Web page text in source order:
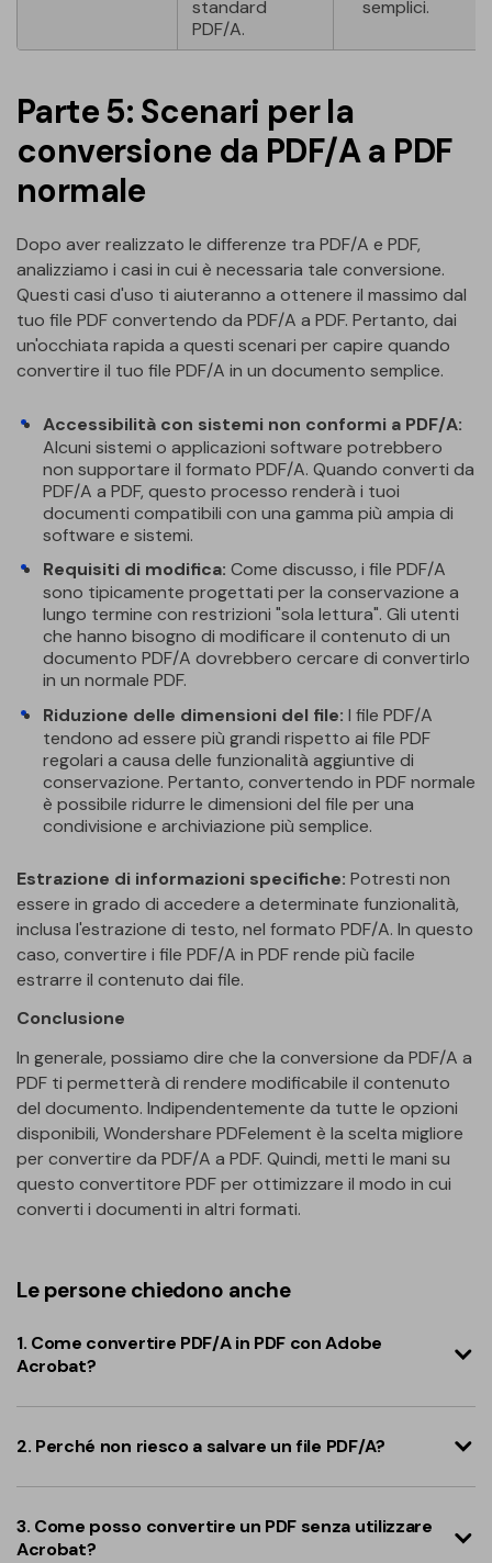
standard
PDF/A.
semplici.
Parte 5: Scenari per la
conversione da PDF/A a PDF
normale
Dopo aver realizzato le differenze tra PDF/A e PDF,
analizziamo i casi in cui è necessaria tale conversione.
Questi casi d'uso ti aiuteranno a ottenere il massimo dal
tuo file PDF convertendo da PDF/A a PDF. Pertanto, dai
un'occhiata rapida a questi scenari per capire quando
convertire il tuo file PDF/A in un documento semplice.
Accessibilità con sistemi non conformi a PDF/A:
Alcuni sistemi o applicazioni software potrebbero
non supportare il formato PDF/A. Quando converti da
PDF/A a PDF, questo processo renderà i tuoi
documenti compatibili con una gamma più ampia di
software e sistemi.
Requisiti di modifica: Come discusso, i file PDF/A
sono tipicamente progettati per la conservazione a
lungo termine con restrizioni "sola lettura". Gli utenti
che hanno bisogno di modificare il contenuto di un
documento PDF/A dovrebbero cercare di convertirlo
in un normale PDF.
Riduzione delle dimensioni del file: I file PDF/A
tendono ad essere più grandi rispetto ai file PDF
regolari a causa delle funzionalità aggiuntive di
conservazione. Pertanto, convertendo in PDF normale
è possibile ridurre le dimensioni del file per una
condivisione e archiviazione più semplice.
Estrazione di informazioni specifiche: Potresti non
essere in grado di accedere a determinate funzionalità,
inclusa l'estrazione di testo, nel formato PDF/A. In questo
caso, convertire i file PDF/A in PDF rende più facile
estrarre il contenuto dai file.
Conclusione
In generale, possiamo dire che la conversione da PDF/A a
PDF ti permetterà di rendere modificabile il contenuto
del documento. Indipendentemente da tutte le opzioni
disponibili, Wondershare PDFelement è la scelta migliore
per convertire da PDF/A a PDF. Quindi, metti le mani su
questo convertitore PDF per ottimizzare il modo in cui
converti i documenti in altri formati.
Le persone chiedono anche
1. Come convertire PDF/A in PDF con Adobe
Acrobat?
2. Perché non riesco a salvare un file PDF/A?
3. Come posso convertire un PDF senza utilizzare
Acrobat?